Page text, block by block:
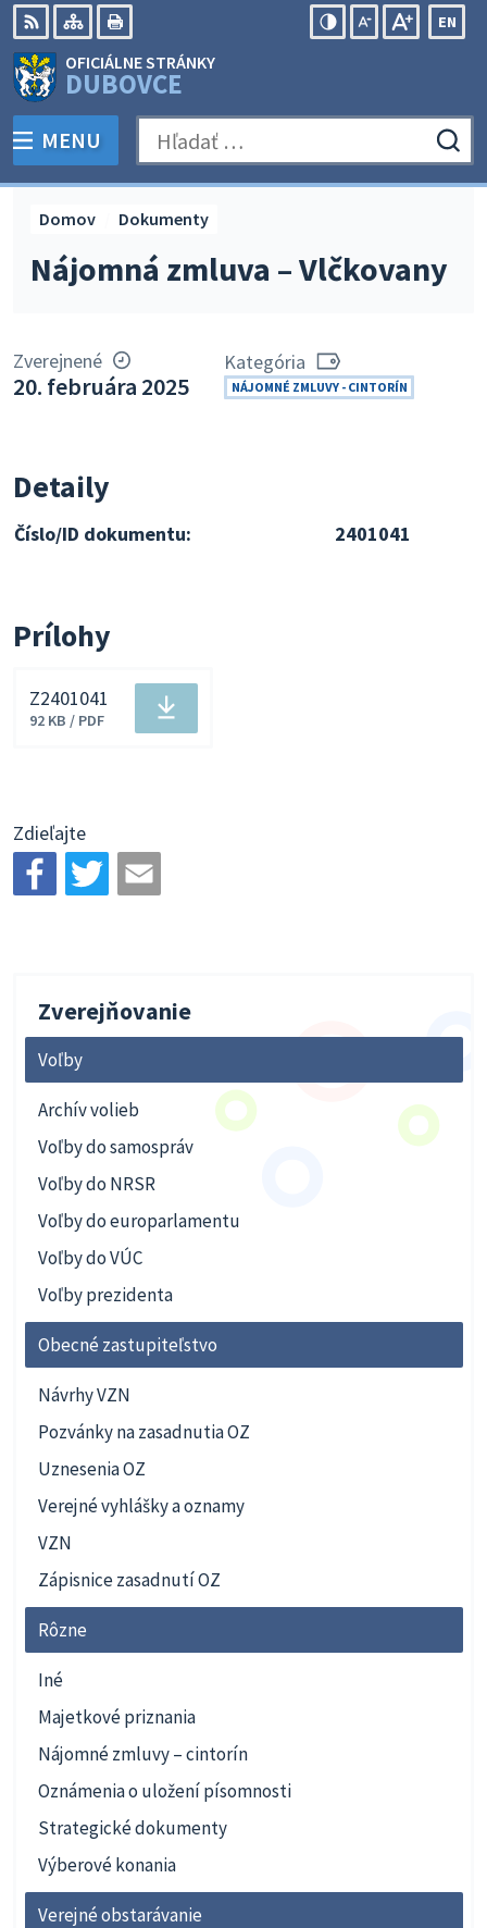
Preskočiť
na
obsah
RSS Mapa
EN
OFICIÁLNE STRÁNKY
DUBOVCE
PREPNÚŤ
MENU Hľadať:
Nájomná zmluva – Vlčkovany
Domov Dokumenty
Zverejnené
20. februára 2025
Kategória
NÁJOMNÉ ZMLUVY - CINTORÍN
Detaily
Číslo/ID dokumentu: 2401041
Prílohy
Stiahnuť
Z2401041
92 KB / PDF
Zdieľajte
Zverejňovanie
Voľby
Archív volieb
Voľby do samospráv
Voľby do NRSR
Voľby do europarlamentu
Voľby do VÚC
Voľby prezidenta
Obecné zastupiteľstvo
Návrhy VZN
Pozvánky na zasadnutia OZ
Uznesenia OZ
Verejné vyhlášky a oznamy
VZN
Zápisnice zasadnutí OZ
Rôzne
Iné
Majetkové priznania
Nájomné zmluvy – cintorín
Oznámenia o uložení písomnosti
Strategické dokumenty
Výberové konania
Verejné obstarávanie